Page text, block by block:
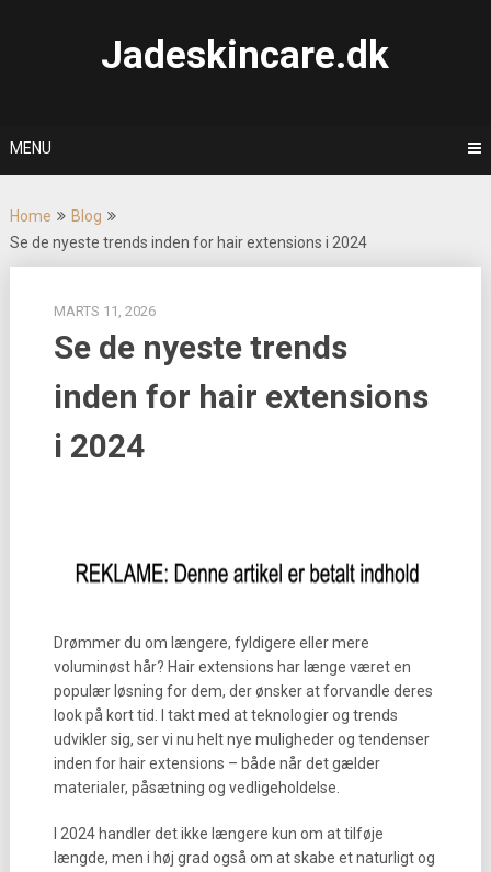
Jadeskincare.dk
MENU
Home
Blog
Se de nyeste trends inden for hair extensions i 2024
MARTS 11, 2026
Se de nyeste trends
inden for hair extensions
i 2024
Drømmer du om længere, fyldigere eller mere
voluminøst hår? Hair extensions har længe været en
populær løsning for dem, der ønsker at forvandle deres
look på kort tid. I takt med at teknologier og trends
udvikler sig, ser vi nu helt nye muligheder og tendenser
inden for hair extensions – både når det gælder
materialer, påsætning og vedligeholdelse.
I 2024 handler det ikke længere kun om at tilføje
længde, men i høj grad også om at skabe et naturligt og